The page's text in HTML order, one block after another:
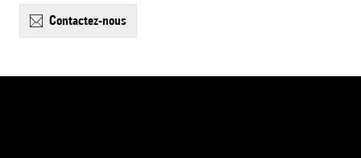
contactez-nous